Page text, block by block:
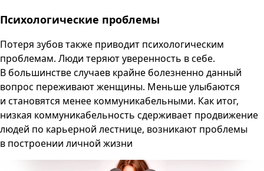
Психологические проблемы
Потеря зубов также приводит психологическим
проблемам. Люди теряют уверенность в себе.
В большинстве случаев крайне болезненно данный
вопрос переживают женщины. Меньше улыбаются
и становятся менее коммуникабельными. Как итог,
низкая коммуникабельность сдерживает продвижение
людей по карьерной лестнице, возникают проблемы
в построении личной жизни